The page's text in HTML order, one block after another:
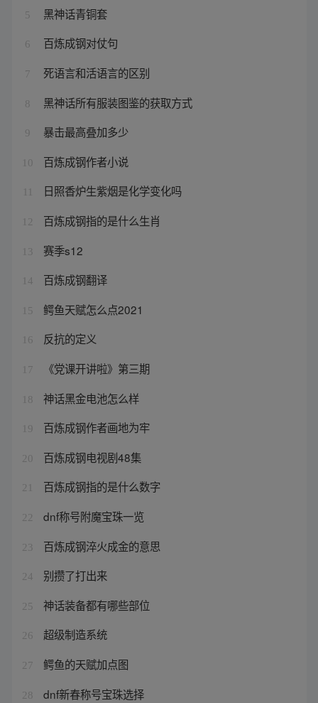
5 黑神话青铜套
6 百炼成钢对仗句
7 死语言和活语言的区别
8 黑神话所有服装图鉴的获取方式
9 暴击最高叠加多少
10 百炼成钢作者小说
日照香炉生紫烟是化学变化吗
12 百炼成钢指的是什么生肖
13 赛季s12
14 百炼成钢翻译
15 鳄鱼天赋怎么点2021
16 反抗的定义
17 《党课开讲啦》第三期
18 神话黑金电池怎么样
19 百炼成钢作者画地为牢
20 百炼成钢电视剧48集
21 百炼成钢指的是什么数字
22 dnf称号附魔宝珠一览
23 百炼成钢淬火成金的意思
24 别攒了打出来
25 神话装备都有哪些部位
26 超级制造系统
27 鳄鱼的天赋加点图
28 dnf新春称号宝珠选择